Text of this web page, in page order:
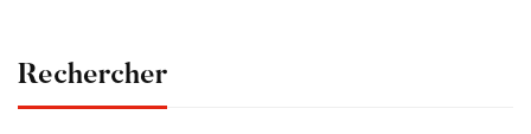
Rechercher